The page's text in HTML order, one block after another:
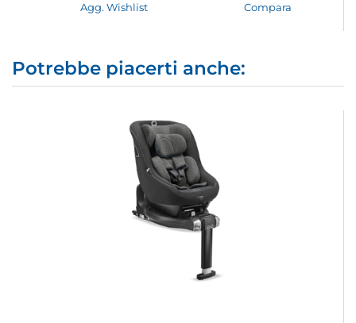
Agg. Wishlist Compara
Potrebbe piacerti anche: